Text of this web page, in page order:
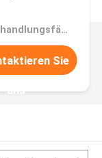
Preis：Verhandlungsfähig
Sie
uns